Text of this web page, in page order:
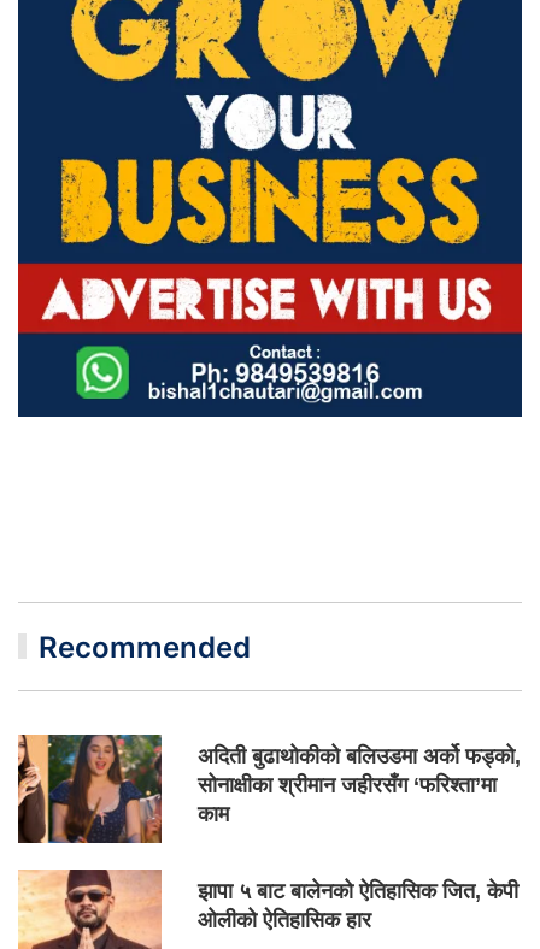
Recommended
अदिती बुढाथोकीको बलिउडमा अर्को फड्को,
सोनाक्षीका श्रीमान जहीरसँग ‘फरिश्ता’मा
काम
झापा ५ बाट बालेनको ऐतिहासिक जित, केपी
ओलीको ऐतिहासिक हार